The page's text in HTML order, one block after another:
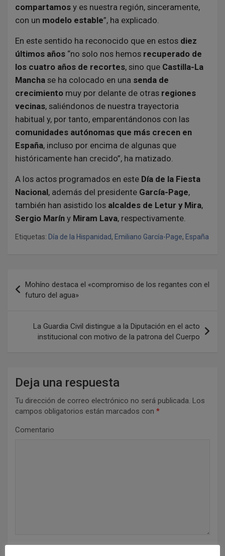
compartamos y es nuestra región, sinceramente,
con un modelo estable”, ha explicado.
En este sentido ha reconocido que en estos diez
últimos años “no solo nos hemos recuperado de
los cuatro años de recortes, sino que Castilla-La
Mancha se ha colocado en una senda de
crecimiento muy por delante de otras regiones
vecinas, saliéndonos de nuestra trayectoria
habitual y, por tanto, emparentándonos con las
comunidades autónomas que más crecen en
España, incluso por encima de algunas que
históricamente han crecido”, ha matizado.
A los actos programados en este Día de la Fiesta
Nacional, además del presidente García-Page,
también han asistido los alcaldes de Letur y Mira,
Sergio Marín y Miram Lava, respectivamente.
Etiquetas: Día de la Hispanidad, Emiliano García-Page, España
Mohíno destaca el «compromiso de los regantes con el
futuro del agua»
La Guardia Civil distingue a la Diputación en el acto
institucional con motivo de la patrona del Cuerpo
Deja una respuesta
Tu dirección de correo electrónico no será publicada. Los
campos obligatorios están marcados con *
Comentario